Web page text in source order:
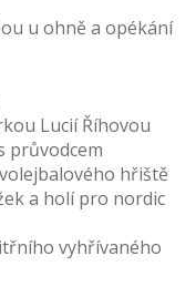
u ohně a opékání
Lucií Říhovou
průvodcem
hřiště
a holí pro nordic
vyhřívaného